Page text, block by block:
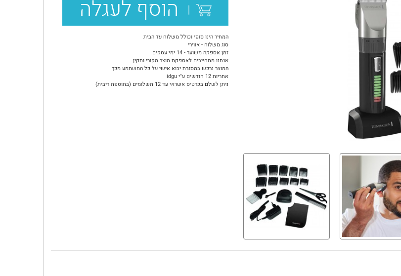
הוסף לעגלה
המחיר הינו סופי וכולל משלוח עד הבית
סוג משלוח - אווירי
זמן אספקה משוער - 14 ימי עסקים
אנחנו מתחייבים לאספקת מוצר מקורי ותקין
המוצר נרכש במסגרת יבוא אישי על כל המשתמע מכך
אחריות 12 חודשים ע"י idgu
ניתן לשלם בכרטיס אשראי עד 12 תשלומים (בתוספת ריבית)